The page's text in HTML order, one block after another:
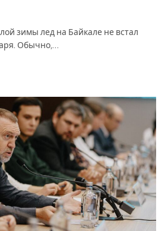
зимы лед на Байкале не встал
Обычно,…